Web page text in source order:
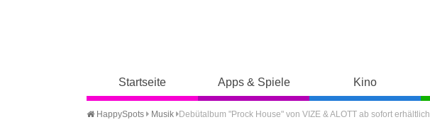
Startseite Apps & Spiele Kino
HappySpots Musik Debütalbum "Prock House" von VIZE & ALOTT ab sofort erhältlich